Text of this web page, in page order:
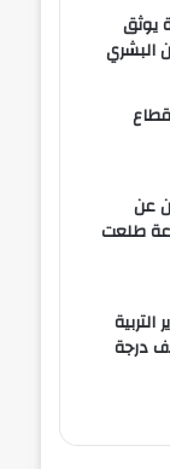
يوثق
البشري
عن
طلعت
درجة